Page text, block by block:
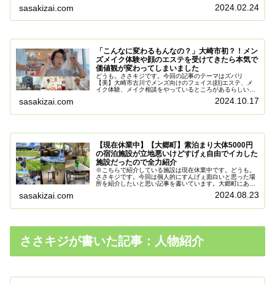
sasakizai.com 2024.02.24
「こんなに変わるもんなの？」大崎市初？！メン
ズメイク体験や顔のエステを受けてきたら本気で
価値観が変わってしまいました
どうも。ささキジです。今回の記事のテーマはズバリ
【美】大崎市古川でメンズ向けのフェイス(顔)エステ、メ
イク体験、メイク相談をやっているところがあるらしい…
sasakizai.com 2024.10.17
【現在休業中】【大郷町】素泊まり大体5000円
の宿泊施設が立地悪いけどすげぇ自由でイカした
施設だったので全力紹介
※こちらで紹介している施設は現在休業中です。どうも。
ささキジです。今回は個人的にすんげぇ面白いと思った場
所を紹介したいと思い記事を書いています。大郷町にある
sasakizai.com 2024.08.23
ささキジが書いた記事：人物紹介